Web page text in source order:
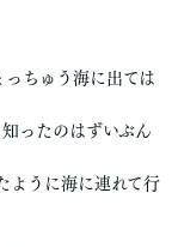
ちゅう海に出ては
ったのはずいぶん
ように海に連れて行